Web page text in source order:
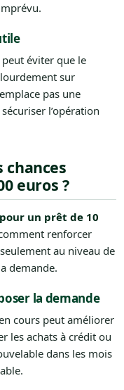
peut éviter que le
sur
pas une
l’opération
chances
euros ?
un prêt de 10
renforcer
au niveau de
demande.
la demande
cours peut améliorer
les achats à crédit ou
dans les mois